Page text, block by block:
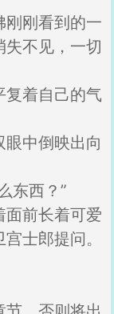
刚刚看到的一
不见，一切
复着自己的气
中倒映出向
东西？”
面前长着可爱
士郎提问。